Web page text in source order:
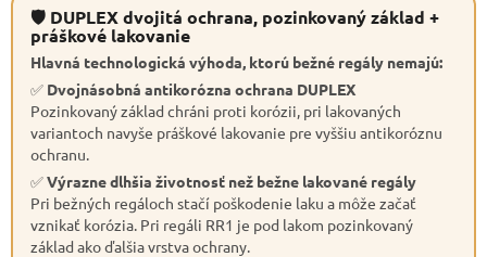
🛡 DUPLEX dvojitá ochrana, pozinkovaný základ +
práškové lakovanie
Hlavná technologická výhoda, ktorú bežné regály nemajú:
✅ Dvojnásobná antikorózna ochrana DUPLEX
Pozinkovaný základ chráni proti korózii, pri lakovaných
variantoch navyše práškové lakovanie pre vyššiu antikoróznu
ochranu.
✅Výrazne dlhšia životnosť než bežne lakované regály
Pri bežných regáloch stačí poškodenie laku a môže začať
vznikať korózia. Pri regáli RR1 je pod lakom pozinkovaný
základ ako ďalšia vrstva ochrany.